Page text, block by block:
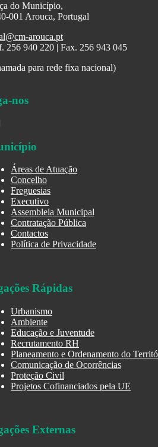
do Município,
001 Arouca, Portugal
arouca.pt
256 940 220 | Fax. 256 943 045
para rede fixa nacional)
nos
Áreas de Atuação
Concelho
Freguesias
Executivo
Assembleia Municipal
Contratação Pública
Contactos
Política de Privacidade
Rápidas
Urbanismo
Ambiente
Educação e Juventude
Recrutamento RH
Planeamento e Ordenamento do
Comunicação de Ocorrências
Proteção Civil
Projetos Cofinanciados pela UE
Externas